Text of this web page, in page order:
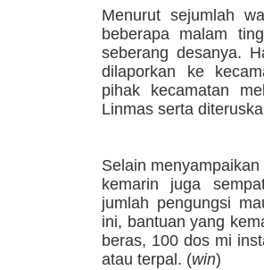
Menurut sejumlah
beberapa malam
seberang desanya.
dilaporkan ke
pihak kecamatan
Linmas serta
Selain
kemarin juga
jumlah pengungsi
ini, bantuan yang
beras, 100 dos mi
atau terpal. (win)